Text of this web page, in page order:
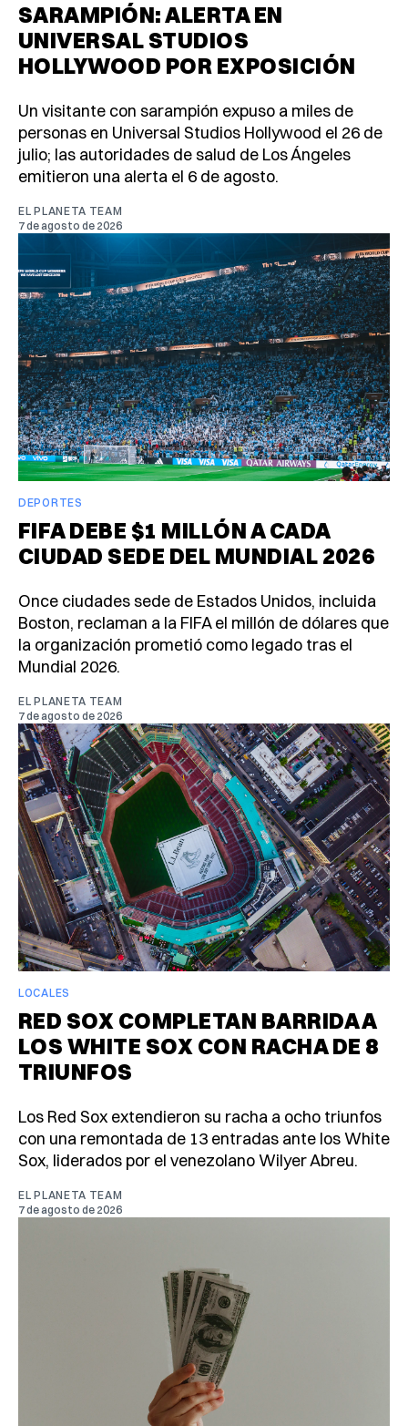
SARAMPIÓN: ALERTA EN
UNIVERSAL STUDIOS
HOLLYWOOD POR EXPOSICIÓN
Un visitante con sarampión expuso a miles de
personas en Universal Studios Hollywood el 26 de
julio; las autoridades de salud de Los Ángeles
emitieron una alerta el 6 de agosto.
EL PLANETA TEAM
7 de agosto de 2026
DEPORTES
FIFA DEBE $1 MILLÓN A CADA
CIUDAD SEDE DEL MUNDIAL 2026
Once ciudades sede de Estados Unidos, incluida
Boston, reclaman a la FIFA el millón de dólares que
la organización prometió como legado tras el
Mundial 2026.
EL PLANETA TEAM
7 de agosto de 2026
LOCALES
RED SOX COMPLETAN BARRIDA A
LOS WHITE SOX CON RACHA DE 8
TRIUNFOS
Los Red Sox extendieron su racha a ocho triunfos
con una remontada de 13 entradas ante los White
Sox, liderados por el venezolano Wilyer Abreu.
EL PLANETA TEAM
7 de agosto de 2026